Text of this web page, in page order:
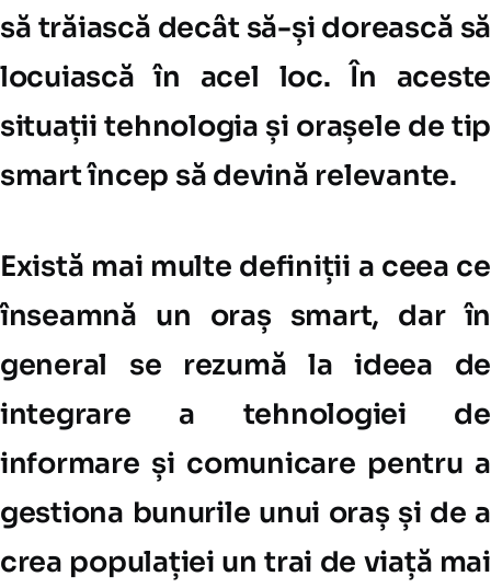
să trăiască decât să-și dorească să
locuiască în acel loc. În aceste
situații tehnologia și orașele de tip
smart încep să devină relevante.
Există mai multe definiții a ceea ce
înseamnă un oraș smart, dar în
general se rezumă la ideea de
integrare a tehnologiei de
informare și comunicare pentru a
gestiona bunurile unui oraș și de a
crea populației un trai de viață mai